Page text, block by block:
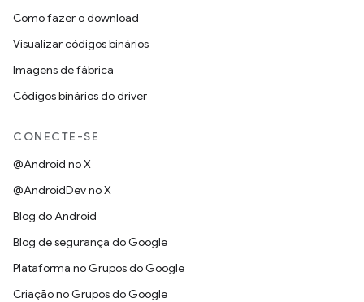
Como fazer o download
Visualizar códigos binários
Imagens de fábrica
Códigos binários do driver
CONECTE-SE
@Android no X
@AndroidDev no X
Blog do Android
Blog de segurança do Google
Plataforma no Grupos do Google
Criação no Grupos do Google